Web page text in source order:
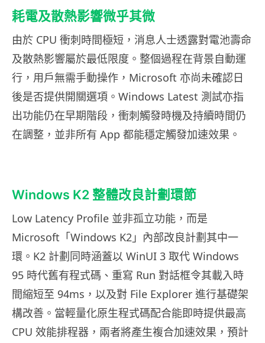
耗電及散熱影響微乎其微
由於 CPU 衝刺時間極短，消息人士透露對電池壽命
及散熱影響屬於最低限度。整個過程在背景自動運
行，用戶無需手動操作，Microsoft 亦尚未確認日
後是否提供開關選項。Windows Latest 測試亦指
出功能仍在早期階段，衝刺觸發時機及持續時間仍
在調整，並非所有 App 都能穩定觸發加速效果。
Windows K2 整體改良計劃環節
Low Latency Profile 並非孤立功能，而是
Microsoft「Windows K2」內部改良計劃其中一
環。K2 計劃同時涵蓋以 WinUI 3 取代 Windows
95 時代舊有程式碼、重寫 Run 對話框令其載入時
間縮短至 94ms，以及對 File Explorer 進行基礎架
構改善。當輕量化原生程式碼配合能即時提供最高
CPU 效能排程器，兩者將產生複合加速效果，預計